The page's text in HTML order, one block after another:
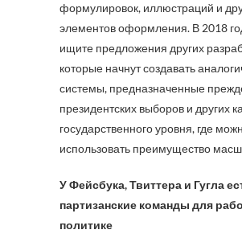
формулировок, иллюстраций и
элементов оформления. В 2018
ищите предложения других
которые начнут создавать
системы, предназначенные
президентских выборов и других
государственного уровня, где
использовать преимущество
У Фейсбука, Твиттера и Гугла
партизанские команды для
политике